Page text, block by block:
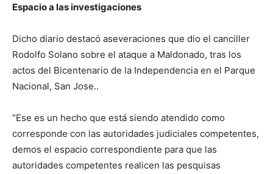
Espacio a las investigaciones
Dicho diario destacó aseveraciones que dio el canciller
Rodolfo Solano sobre el ataque a Maldonado, tras los
actos del Bicentenario de la Independencia en el Parque
Nacional, San Jose..
“Ese es un hecho que está siendo atendido como
corresponde con las autoridades judiciales competentes,
demos el espacio correspondiente para que las
autoridades competentes realicen las pesquisas